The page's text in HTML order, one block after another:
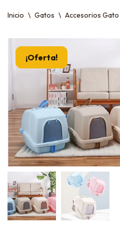
Inicio \ Gatos \ Accesorios Gato
¡Oferta!
¡Oferta!